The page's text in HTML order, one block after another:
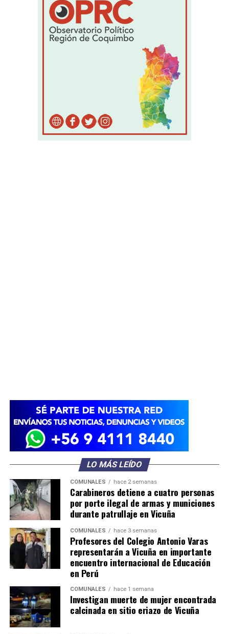
LO MÁS LEÍDO
COMUNALES hace 2 semanas
Carabineros detiene a cuatro personas
por porte ilegal de armas y municiones
durante patrullaje en Vicuña
COMUNALES hace 3 semanas
Profesores del Colegio Antonio Varas
representarán a Vicuña en importante
encuentro internacional de Educación
en Perú
COMUNALES hace 1 semana
Investigan muerte de mujer encontrada
calcinada en sitio eriazo de Vicuña